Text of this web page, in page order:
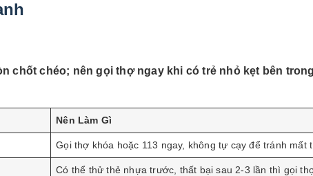
chéo; nên gọi thợ ngay khi có trẻ nhỏ kẹt bên
Nên Làm Gì
Gọi thợ khóa hoặc 113 ngay, không tự cạy để tránh mất
Có thể thử thẻ nhựa trước, thất bại sau 2-3 lần thì gọi